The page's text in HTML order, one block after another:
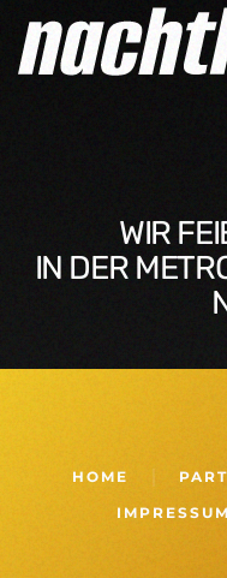
WIR
IN DER
HOME
IMPRESSUM